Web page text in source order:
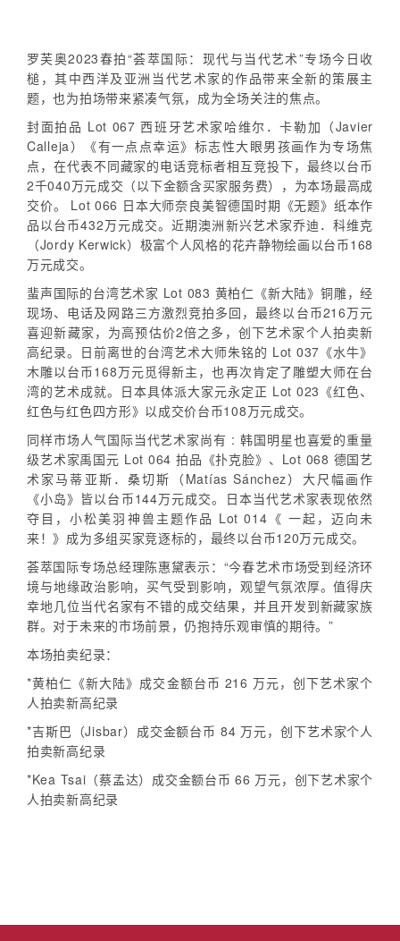
罗芙奥2023春拍“荟萃国际：现代与当代艺术”专场今日收
槌，其中西洋及亚洲当代艺术家的作品带来全新的策展主
题，也为拍场带来紧凑气氛，成为全场关注的焦点。
封面拍品 Lot 067 西班牙艺术家哈维尔．卡勒加（Javier
Calleja）《有一点点幸运》标志性大眼男孩画作为专场焦
点，在代表不同藏家的电话竞标者相互竞投下，最终以台币
2千040万元成交（以下金额含买家服务费），为本场最高成
交价。 Lot 066 日本大师奈良美智德国时期《无题》纸本作
品以台币432万元成交。近期澳洲新兴艺术家乔迪．科维克
（Jordy Kerwick）极富个人风格的花卉静物绘画以台币168
万元成交。
蜚声国际的台湾艺术家 Lot 083 黄柏仁《新大陆》铜雕，经
现场、电话及网路三方激烈竞拍多回，最终以台币216万元
喜迎新藏家，为高预估价2倍之多，创下艺术家个人拍卖新
高纪录。日前离世的台湾艺术大师朱铭的 Lot 037《水牛》
木雕以台币168万元觅得新主，也再次肯定了雕塑大师在台
湾的艺术成就。日本具体派大家元永定正 Lot 023《红色、
红色与红色四方形》以成交价台币108万元成交。
同样市场人气国际当代艺术家尚有 : 韩国明星也喜爱的重量
级艺术家禹国元 Lot 064 拍品《扑克脸》、Lot 068 德国艺
术家马蒂亚斯．桑切斯（Matías Sánchez）大尺幅画作
《小岛》皆以台币144万元成交。日本当代艺术家表现依然
夺目，小松美羽神兽主题作品 Lot 014《 一起，迈向未
来！》成为多组买家竞逐标的，最终以台币120万元成交。
荟萃国际专场总经理陈惠黛表示：“今春艺术市场受到经济环
境与地缘政治影响，买气受到影响，观望气氛浓厚。值得庆
幸地几位当代名家有不错的成交结果，并且开发到新藏家族
群。对于未来的市场前景，仍抱持乐观审慎的期待。”
本场拍卖纪录：
*黄柏仁《新大陆》成交金额台币 216 万元，创下艺术家个
人拍卖新高纪录
*吉斯巴（Jisbar）成交金额台币 84 万元，创下艺术家个人
拍卖新高纪录
*Kea Tsai（蔡孟达）成交金额台币 66 万元，创下艺术家个
人拍卖新高纪录